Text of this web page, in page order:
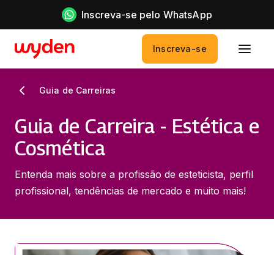
Inscreva-se pelo WhatsApp
Inscreva-se
Guia de Carreiras
Guia de Carreira - Estética e
Cosmética
Entenda mais sobre a profissão de esteticista, perfil
profissional, tendências de mercado e muito mais!